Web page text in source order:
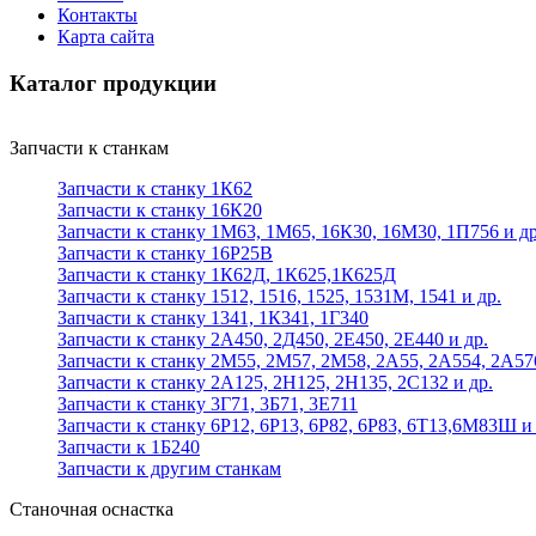
Контакты
Карта сайта
Каталог продукции
Запчасти к станкам
Запчасти к станку 1К62
Запчасти к станку 16К20
Запчасти к станку 1М63, 1М65, 16К30, 16М30, 1П756 и
Запчасти к станку 16Р25В
Запчасти к станку 1К62Д, 1К625,1К625Д
Запчасти к станку 1512, 1516, 1525, 1531М, 1541 и др.
Запчасти к станку 1341, 1К341, 1Г340
Запчасти к станку 2А450, 2Д450, 2Е450, 2Е440 и др.
Запчасти к станку 2М55, 2М57, 2М58, 2А55, 2А554,
Запчасти к станку 2А125, 2Н125, 2Н135, 2С132 и др.
Запчасти к станку 3Г71, 3Б71, 3Е711
Запчасти к станку 6Р12, 6Р13, 6Р82, 6Р83, 6Т13,6М83Ш и
Запчасти к 1Б240
Запчасти к другим станкам
Станочная оснастка